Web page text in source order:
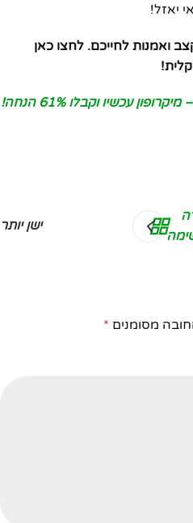
יאזל!
ואמנות לחייכם. לחצו כאן
עכשיו וקבלו 61% הנחה!
ישן יותר
מסומנים *